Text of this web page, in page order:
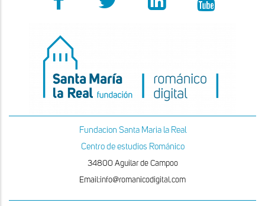
Fundacion Santa Maria la Real
Centro de estudios Románico
34800 Aguilar de Campoo
Email:info@romanicodigital.com